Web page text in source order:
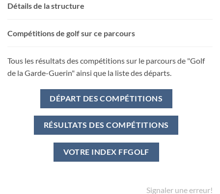
Détails de la structure
Compétitions de golf sur ce parcours
Tous les résultats des compétitions sur le parcours de "Golf
de la Garde-Guerin" ainsi que la liste des départs.
DÉPART DES COMPÉTITIONS
RÉSULTATS DES COMPÉTITIONS
VOTRE INDEX FFGOLF
Signaler une erreur!